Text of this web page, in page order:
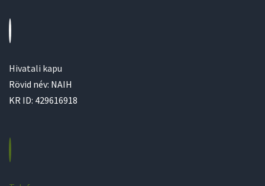
Hivatali kapu
Rövid név: NAIH
KR ID: 429616918